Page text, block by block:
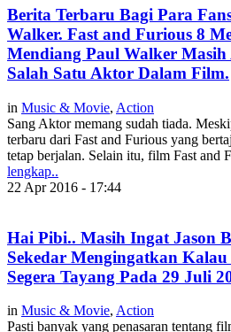
Berita Terbaru Bagi Para
Walker. Fast and Furious 8
Mendiang Paul Walker
Salah Satu Aktor Dalam Film.
in Music & Movie, Action
Sang Aktor memang sudah tiada.
terbaru dari Fast and Furious yang
tetap berjalan. Selain itu, film Fast and
lengkap..
22 Apr 2016 - 17:44
Hai Pibi.. Masih Ingat Jason
Sekedar Mengingatkan
Segera Tayang Pada 29 Juli
in Music & Movie, Action
Pasti banyak yang penasaran tentang